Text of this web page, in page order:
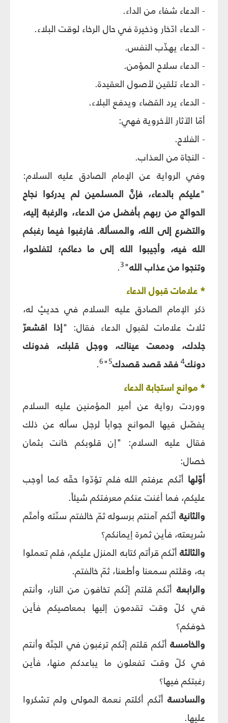
- الدعاء شفاء من الداء.
- الدعاء ادّخار وذخيرة في حال الرخاء لوقت البلاء.
- الدعاء يهذّب النفس.
- الدعاء سلاح المؤمن.
- الدعاء تلقين لأصول العقيدة.
- الدعاء يرد القضاء ويدفع البلاء.
أمّا الآثار الأخروية فهي:
- الفلاح.
- النجاة من العذاب.
وفي الرواية عن الإمام الصادق عليه السلام:
"عليكم بالدعاء، فإنَّ المسلمين لم يدركوا نجاح
الحوائج من ربهم بأفضل من الدعاء، والرغبة إليه،
والتضرع إلى الله، والمسألة. فارغبوا فيما رغبكم
الله فيه، وأجيبوا الله إلى ما دعاكم؛ لتفلحوا،
وتنجوا من عذاب الله"
3
.
* علامات قبول الدعاء
ذكر الإمام الصادق عليه السلام في حديثٍ له،
ثلاث علامات لقبول الدعاء فقال: "إذا اقشعرّ
جلدك، ودمعت عيناك، ووجل قلبك، فدونك
دونك4 فقد قصد قصدك5
"
6
.
* موانع استجابة الدعاء
ووردت رواية عن أمير المؤمنين عليه السلام
يفصّل فيها الموانع جواباً لرجل سأله عن ذلك
فقال عليه السلام: "إن قلوبكم خانت بثمان
خصال:
أوّلها أنّكم عرفتم الله فلم تؤدّوا حقّه كما أوجب
عليكم، فما أغنت عنكم معرفتكم شيئاً.
والثانية أنّكم آمنتم برسوله ثمّ خالفتم سنّته وأمتّم
شريعته، فأين ثمرة إيمانكم؟
والثالثة أنّكم قرأتم كتابه المنزل عليكم، فلم تعملوا
به، وقلتم سمعنا وأطعنا، ثمّ خالفتم.
والرابعة أنّكم قلتم إنّكم تخافون من النار، وأنتم
في كلّ وقت تقدمون إليها بمعاصيكم فأين
خوفكم؟
والخامسة أنّكم قلتم إنّكم ترغبون في الجنّة وأنتم
في كلّ وقت تفعلون ما يباعدكم منها، فأين
رغبتكم فيها؟
والسادسة أنّكم أكلتم نعمة المولى ولم تشكروا
عليها.